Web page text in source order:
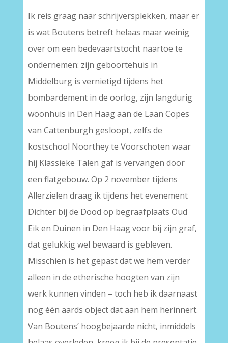
Ik reis graag naar schrijversplekken, maar er
is wat Boutens betreft helaas maar weinig
over om een bedevaartstocht naartoe te
ondernemen: zijn geboortehuis in
Middelburg is vernietigd tijdens het
bombardement in de oorlog, zijn langdurig
woonhuis in Den Haag aan de Laan Copes
van Cattenburgh gesloopt, zelfs de
kostschool Noorthey te Voorschoten waar
hij Klassieke Talen gaf is vervangen door
een flatgebouw. Op 2 november tijdens
Allerzielen draag ik tijdens het evenement
Dichter bij de Dood op begraafplaats Oud
Eik en Duinen in Den Haag voor bij zijn graf,
dat gelukkig wel bewaard is gebleven.
Misschien is het gepast dat we hem verder
alleen in de etherische hoogten van zijn
werk kunnen vinden – toch heb ik daarnaast
nog één aards object dat aan hem herinnert.
Van Boutens’ hoogbejaarde nicht, inmiddels